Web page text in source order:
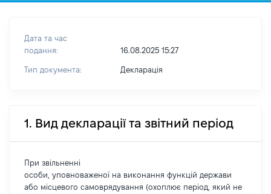
Дата та час
подання:
16.08.2025 15:27
Тип документа: Декларація
1. Вид декларації та звітний період
При звільненні
особи, уповноваженої на виконання функцій держави
або місцевого самоврядування (охоплює період, який не